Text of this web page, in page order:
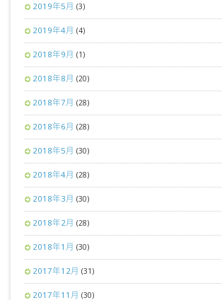
2019年5月 (3)
2019年4月 (4)
2018年9月 (1)
2018年8月 (20)
2018年7月 (28)
2018年6月 (28)
2018年5月 (30)
2018年4月 (28)
2018年3月 (30)
2018年2月 (28)
2018年1月 (30)
2017年12月 (31)
2017年11月 (30)